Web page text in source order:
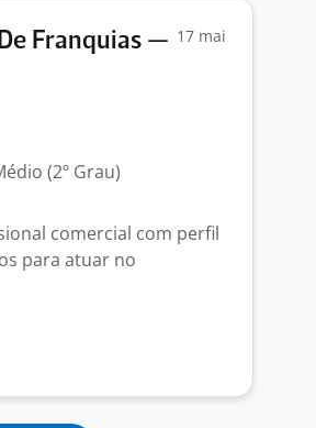
Franquias — 17 mai
(2º Grau)
comercial com perfil
para atuar no